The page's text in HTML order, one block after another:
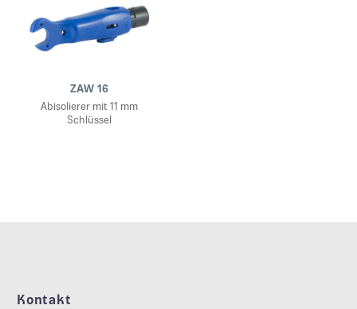
ZAW 16
Abisolierer mit 11 mm
Schlüssel
Kontakt